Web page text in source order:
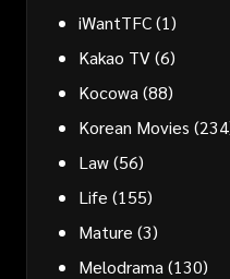
iWantTFC(1)
Kakao TV(6)
Kocowa (88)
Korean Movies
Law(56)
Life (155)
Mature (3)
Melodrama (130)